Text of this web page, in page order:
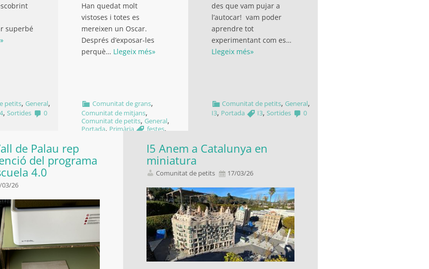
superbé
petits,General,
,Sortides 0
Han quedat molt
vistoses i totes es
mereixen un Oscar.
Després d’exposar-les
perquè… Llegeix més»
Comunitat de grans,
Comunitat de mitjans,
Comunitat de petits,General,
Portada, Primària festes,
des que vam pujar a
l’autocar! vam poder
aprendre tot
experimentant com es…
Llegeix més»
Comunitat de petits, General,
I3, Portada I3, Sortides 0
de Palau rep
del programa
4.0
03/26
I5 Anem a Catalunya en
miniatura
Comunitat de petits 17/03/26